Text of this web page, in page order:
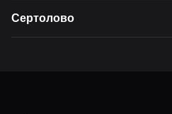
Сертолово